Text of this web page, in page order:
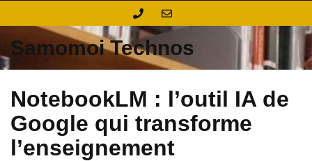
Samomoi Technos
NotebookLM : l’outil IA de
Google qui transforme
l’enseignement